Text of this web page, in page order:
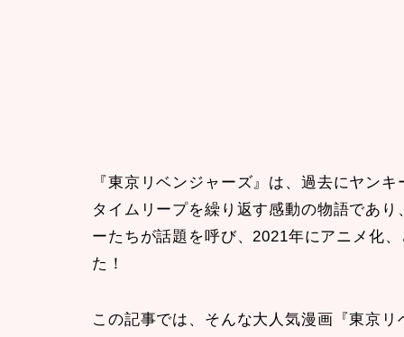
『東京リベンジャーズ』は、過去にヤン
タイムリープを繰り返す感動の物語であ
ーたちが話題を呼び、2021年にアニメ化
た！
この記事では、そんな大人気漫画『東京